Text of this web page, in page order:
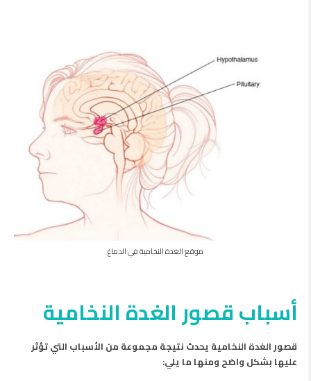
موقع الغدة النخامية في الدماغ
أسباب قصور الغدة النخامية
قصور الغدة النخامية يحدث نتيجة مجموعة من الأسباب التي تؤثر
عليها بشكل واضح ومنها ما يلي: